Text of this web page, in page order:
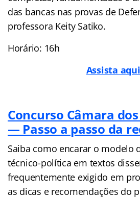
das bancas nas provas de
professora Keity Satiko.
Horário: 16h
Assista
Concurso Câmara
— Passo a passo da
Saiba como encarar o modelo
técnico-política em textos
frequentemente exigido em
as dicas e recomendações do